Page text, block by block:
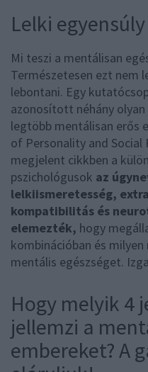
Lelki egyensúly
Mi teszi a mentálisan
Természetesen ezt nem
lebontani. Egy
azonosított néhány
legtöbb mentálisan erős
of Personality and Social
megjelent cikkben a
pszichológusok az
lelkiismeretesség,
kompatibilitás és
elemezték, hogy
kombinációban és
mentális egészséget.
Hogy melyik 4
jellemzi a
embereket? A